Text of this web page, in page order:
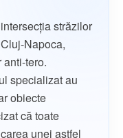
străzilor
Napoca,
tero.
specializat au
obiecte
că toate
unei astfel